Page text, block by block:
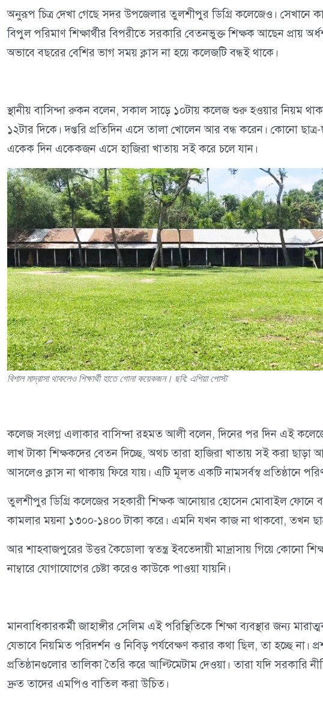
অনুরূপ চিত্র দেখা গেছে সদর উপজেলার তুলশীপুর ডিগ্রি কলেজেও। সেখানে
বিপুল পরিমাণ শিক্ষার্থীর বিপরীতে সরকারি বেতনভুক্ত শিক্ষক আছেন প্রায়
অভাবে বছরের বেশির ভাগ সময় ক্লাস না হয়ে কলেজটি বন্ধই থাকে।
স্থানীয় বাসিন্দা রুকন বলেন, সকাল সাড়ে ১০টায় কলেজ শুরু হওয়ার নিয়ম
১২টার দিকে। দপ্তরি প্রতিদিন এসে তালা খোলেন আর বন্ধ করেন। কোনো
একেক দিন একেকজন এসে হাজিরা খাতায় সই করে চলে যান।
বিশাল মাদ্রাসা থাকলেও শিক্ষার্থী হাতে গোনা কয়েকজন। ছবি: এশিয়া পোস্ট
কলেজ সংলগ্ন এলাকার বাসিন্দা রহমত আলী বলেন, দিনের পর দিন এই
লাখ টাকা শিক্ষকদের বেতন দিচ্ছে, অথচ তারা হাজিরা খাতায় সই করা
আসলেও ক্লাস না থাকায় ফিরে যায়। এটি মূলত একটি নামসর্বস্ব প্রতিষ্ঠানে
তুলশীপুর ডিগ্রি কলেজের সহকারী শিক্ষক আনোয়ার হোসেন মোবাইল ফোনে
কামলার ময়না ১৩০০-১৪০০ টাকা করে। এমনি যখন কাজ না থাকবো, তখন
আর শাহবাজপুরের উত্তর কৈডোলা স্বতন্ত্র ইবতেদায়ী মাদ্রাসায় গিয়ে কোনো
নাম্বারে যোগাযোগের চেষ্টা করেও কাউকে পাওয়া যায়নি।
মানবাধিকারকর্মী জাহাঙ্গীর সেলিম এই পরিস্থিতিকে শিক্ষা ব্যবস্থার জন্য
যেভাবে নিয়মিত পরিদর্শন ও নিবিড় পর্যবেক্ষণ করার কথা ছিল, তা হচ্ছে না।
প্রতিষ্ঠানগুলোর তালিকা তৈরি করে আল্টিমেটাম দেওয়া। তারা যদি সরকারি
দ্রুত তাদের এমপিও বাতিল করা উচিত।